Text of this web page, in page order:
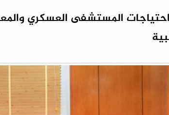
المستشفى العسكري